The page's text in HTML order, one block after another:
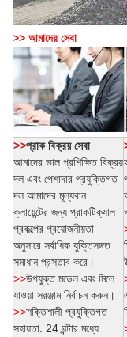
>> আমাদের সেবা
>>প্রাক বিক্রয় সেবা
আমাদের ভাল প্রশিক্ষিত বিক্রয়
দল এবং পেশাদার প্রযুক্তিগত
দল আমাদের মূল্যবান
ক্লায়েন্টের জন্য প্রাকটিক্যাল
প্রকল্পের প্রয়োজনীয়তা
অনুসারে সর্বাধিক যুক্তিসঙ্গত
সমাধান প্রস্তাব করে।
>>উপযুক্ত মডেল এবং মিলে
যাওয়া সরঞ্জাম নির্বাচন করুন।
>>শক্তিশালী প্রযুক্তিগত
সহায়তা. 24 ঘন্টার মধ্যে